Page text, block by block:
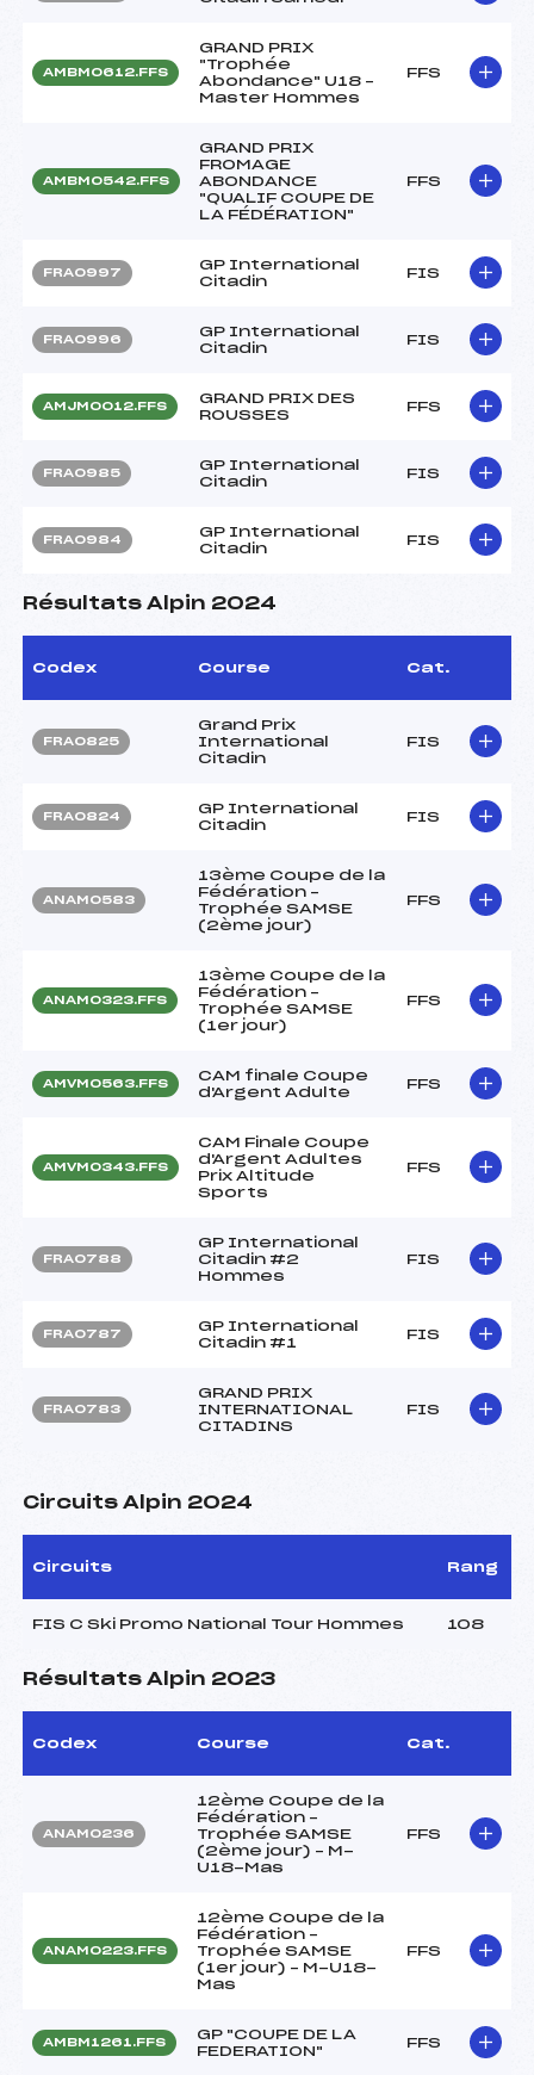
AMBM0612.FFS
GRAND PRIX
"Trophée
Abondance" U18 –
Master Hommes
FFS
AMBM0542.FFS
GRAND PRIX
FROMAGE
ABONDANCE
"QUALIF COUPE DE
LA FÉDÉRATION"
FFS
FRA0997
GP International
Citadin
FIS
FRA0996
GP International
Citadin
FIS
AMJM0012.FFS
GRAND PRIX DES
ROUSSES
FFS
FRA0985
GP International
Citadin
FIS
FRA0984
GP International
Citadin
FIS
Résultats Alpin 2024
Codex Course Cat.
FRA0825
Grand Prix
International
Citadin
FIS
FRA0824
GP International
Citadin
FIS
ANAM0583
13ème Coupe de la
Fédération –
Trophée SAMSE
(2ème jour)
FFS
ANAM0323.FFS
13ème Coupe de la
Fédération –
Trophée SAMSE
(1er jour)
FFS
AMVM0563.FFS
CAM finale Coupe
d'Argent Adulte
FFS
AMVM0343.FFS
CAM Finale Coupe
d'Argent Adultes
Prix Altitude
Sports
FFS
FRA0788
GP International
Citadin #2
Hommes
FIS
FRA0787
GP International
Citadin #1
FIS
FRA0783
GRAND PRIX
INTERNATIONAL
CITADINS
FIS
Circuits Alpin 2024
Circuits Rang
FIS C Ski Promo National Tour Hommes 108
Résultats Alpin 2023
Codex Course Cat.
ANAM0236
12ème Coupe de la
Fédération –
Trophée SAMSE
(2ème jour) – M-
U18-Mas
FFS
ANAM0223.FFS
12ème Coupe de la
Fédération –
Trophée SAMSE
(1er jour) – M-U18-
Mas
FFS
AMBM1261.FFS
GP "COUPE DE LA
FEDERATION"
FFS